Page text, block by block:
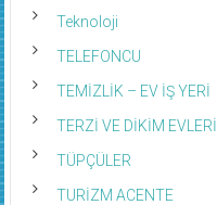
Teknoloji
TELEFONCU
TEMİZLİK – EV İŞ YERİ
TERZİ VE DİKİM EVLERİ
TÜPÇÜLER
TURİZM ACENTE